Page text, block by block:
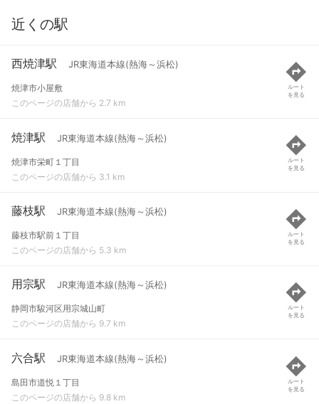
近くの駅
西焼津駅 JR東海道本線(熱海～浜松)
焼津市小屋敷
このページの店舗から 2.7 km
ルート
を見る
焼津駅 JR東海道本線(熱海～浜松)
焼津市栄町１丁目
このページの店舗から 3.1 km
ルート
を見る
藤枝駅 JR東海道本線(熱海～浜松)
藤枝市駅前１丁目
このページの店舗から 5.3 km
ルート
を見る
用宗駅 JR東海道本線(熱海～浜松)
静岡市駿河区用宗城山町
このページの店舗から 9.7 km
ルート
を見る
六合駅 JR東海道本線(熱海～浜松)
島田市道悦１丁目
このページの店舗から 9.8 km
ルート
を見る